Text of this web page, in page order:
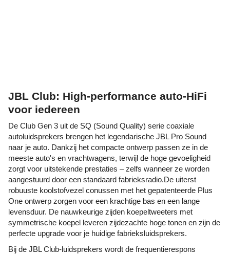
JBL Club: High-performance auto-HiFi
voor iedereen
De Club Gen 3 uit de SQ (Sound Quality) serie coaxiale
autoluidsprekers brengen het legendarische JBL Pro Sound
naar je auto. Dankzij het compacte ontwerp passen ze in de
meeste auto's en vrachtwagens, terwijl de hoge gevoeligheid
zorgt voor uitstekende prestaties – zelfs wanneer ze worden
aangestuurd door een standaard fabrieksradio.De uiterst
robuuste koolstofvezel conussen met het gepatenteerde Plus
One ontwerp zorgen voor een krachtige bas en een lange
levensduur. De nauwkeurige zijden koepeltweeters met
symmetrische koepel leveren zijdezachte hoge tonen en zijn de
perfecte upgrade voor je huidige fabrieksluidsprekers.
Bij de JBL Club-luidsprekers wordt de frequentierespons